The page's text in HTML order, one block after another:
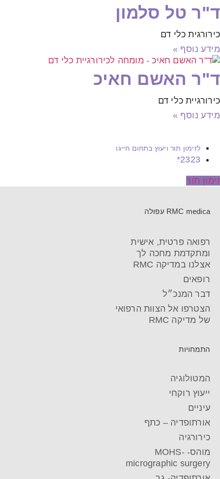
ד"ר טל סלמון
כירורגית כלי דם
מידע נוסף »
ד"ר האשם חאיכ
כירורגיית כלי דם
מידע נוסף »
לזימון תור ויעוץ בתחום חייגו
2323*
זימון תור
RMC medica עפולה
רפואה פרטית, אישית
ומתקדמת מחכה לך
אצלנו במדיקה RMC
רופאים
דבר המנכ״ל
הצטרפו אל הצוות הרפואי
של מדיקה RMC
התמחויות
המטולוגיה
ייעוץ רוקחי
עיניים
אורתופדיה – כתף
כירורגיה
מוהס- MOHS-
micrographic surgery